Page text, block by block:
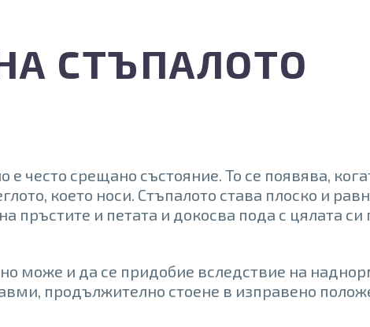
СТЪПАЛОТО
е често срещано състояние. То се появява,
което носи. Стъпалото става плоско и
пръстите и петата и докосва пода с цялата си
може и да се придобие вследствие на
продължително стоене в изправено